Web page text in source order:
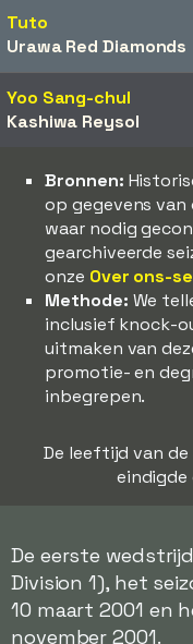
Tuto
Urawa Red Diamonds
Yoo Sang-chul
Kashiwa Reysol
Bronnen:
op gegevens van
waar nodig
gearchiveerde
onze Over ons-
Methode: We
inclusief knock-
uitmaken van
promotie- en
inbegrepen.
De leeftijd van
eindigde
De eerste
Division 1), het
10 maart 2001 en
november 2001.